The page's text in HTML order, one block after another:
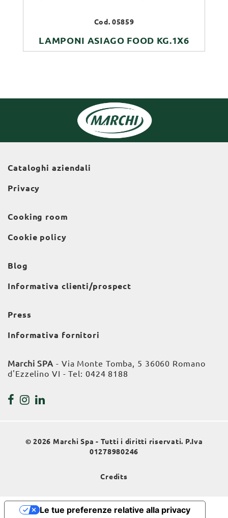
Cod. 05859
LAMPONI ASIAGO FOOD KG.1X6
Cataloghi aziendali
Privacy
Cooking room
Cookie policy
Blog
Informativa clienti/prospect
Press
Informativa fornitori
Marchi SPA - Via Monte Tomba, 5 36060 Romano
d'Ezzelino VI - Tel: 0424 8188
© 2026 Marchi Spa - Tutti i diritti riservati. P.Iva
01278980246
Credits
Le tue preferenze relative alla privacy